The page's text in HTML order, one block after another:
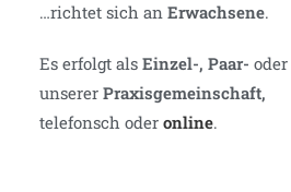
…richtet sich an Erwachsene.
Es erfolgt als Einzel-, Paar- oder
unserer Praxisgemeinschaft,
telefonsch oder online.